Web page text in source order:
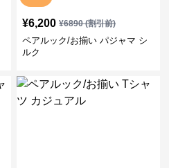
¥6,200 ¥6890(割引前)
ペアルック/お揃い パジャマ シ
ルク